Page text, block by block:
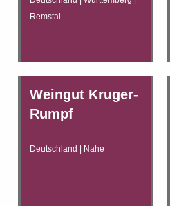
Remstal
Weingut Kruger-
Rumpf
Deutschland | Nahe